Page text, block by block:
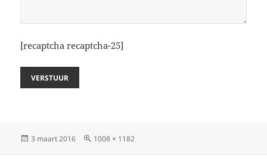
[recaptcha recaptcha-25]
Geplaatst
3 maart 2016
Volledige
1008 × 1182